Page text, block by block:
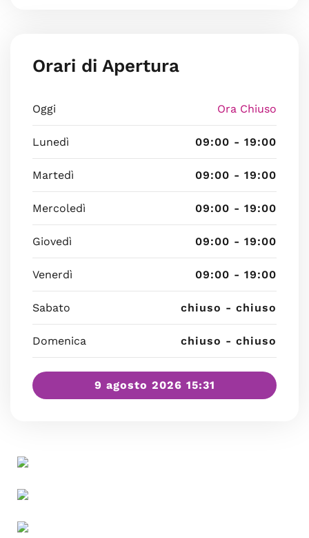
Orari di Apertura
Oggi Ora Chiuso
Lunedì 09:00 - 19:00
Martedì 09:00 - 19:00
Mercoledì 09:00 - 19:00
Giovedì 09:00 - 19:00
Venerdì 09:00 - 19:00
Sabato chiuso - chiuso
Domenica chiuso - chiuso
9 agosto 2026 15:31